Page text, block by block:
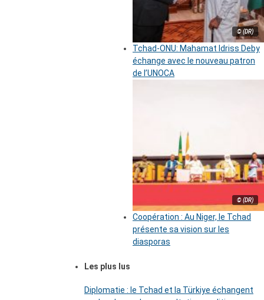
© (DR)
Tchad-ONU: Mahamat Idriss Deby
échange avec le nouveau patron
de l’UNOCA
© (DR)
Coopération : Au Niger, le Tchad
présente sa vision sur les
diasporas
Les plus lus
Diplomatie : le Tchad et la Türkiye échangent